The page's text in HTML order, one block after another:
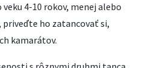
4-10 rokov, menej alebo
priveďte ho zatancovať si,
kamarátov.